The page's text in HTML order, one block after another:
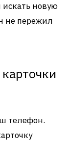
искать новую
не пережил
телефон.